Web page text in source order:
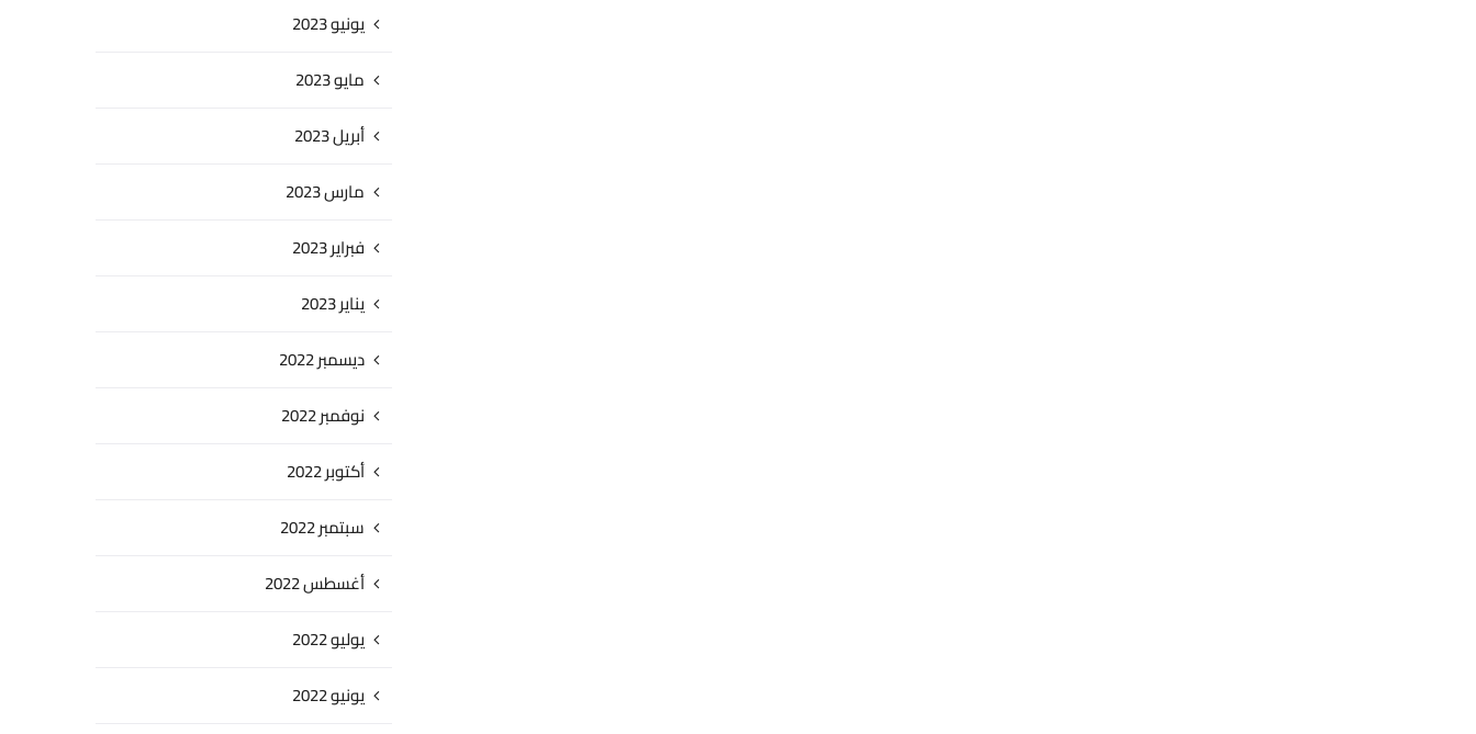
يونيو 2023
مايو 2023
أبريل 2023
مارس 2023
فبراير 2023
يناير 2023
ديسمبر 2022
نوفمبر 2022
أكتوبر 2022
سبتمبر 2022
أغسطس 2022
يوليو 2022
يونيو 2022